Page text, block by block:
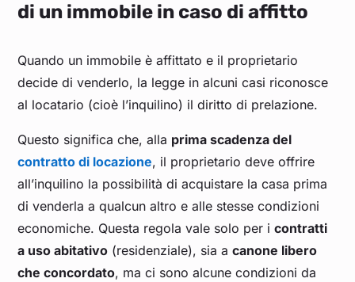
di un immobile in caso di affitto
Quando un immobile è affittato e il proprietario
decide di venderlo, la legge in alcuni casi riconosce
al locatario (cioè l’inquilino) il diritto di prelazione.
Questo significa che, alla prima scadenza del
contratto di locazione, il proprietario deve offrire
all’inquilino la possibilità di acquistare la casa prima
di venderla a qualcun altro e alle stesse condizioni
economiche. Questa regola vale solo per icontratti
a uso abitativo (residenziale), sia acanone libero
che concordato, ma ci sono alcune condizioni da